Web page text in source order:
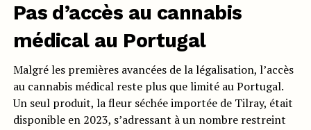
Pas d’accès au cannabis
médical au Portugal
Malgré les premières avancées de la légalisation, l’accès
au cannabis médical reste plus que limité au Portugal.
Un seul produit, la fleur séchée importée de Tilray, était
disponible en 2023, s’adressant à un nombre restreint